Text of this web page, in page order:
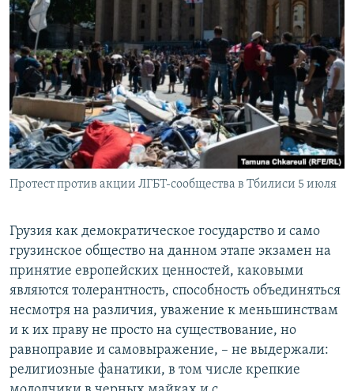
Протест против акции ЛГБТ-сообщества в Тбилиси 5 июля
Грузия как демократическое государство и само
грузинское общество на данном этапе экзамен на
принятие европейских ценностей, каковыми
являются толерантность, способность объединяться
несмотря на различия, уважение к меньшинствам
и к их праву не просто на существование, но
равноправие и самовыражение, – не выдержали:
религиозные фанатики, в том числе крепкие